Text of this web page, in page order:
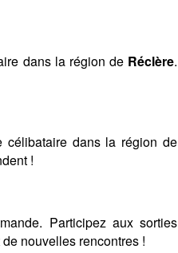
dans la région de Réclère.
célibataire dans la région de
!
Participez aux sorties
nouvelles rencontres !